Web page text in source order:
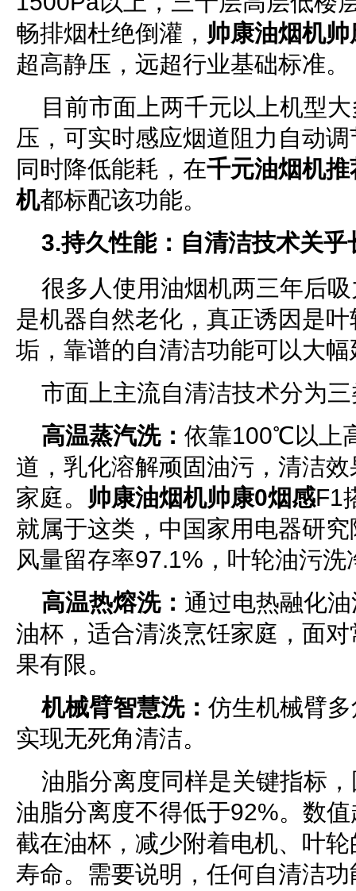
畅排烟杜绝倒灌， 帅康油烟机
超高静压，远超行业基础标准。
目前市面上两千元以上机型
压，可实时感应烟道阻力自动
同时降低能耗，在千元油烟机推
机都标配该功能。
3.持久性能：自清洁技术关乎
很多人使用油烟机两三年后
是机器自然老化，真正诱因是
垢，靠谱的自清洁功能可以大
市面上主流自清洁技术分为
高温蒸汽洗： 依靠100℃以上
道，乳化溶解顽固油污，清洁
家庭。 帅康油烟机帅康0烟感F1
就属于这类，中国家用电器研
风量留存率97.1%，叶轮油污洗
高温热熔洗： 通过电热融化
油杯，适合清淡烹饪家庭，面
果有限。
机械臂智慧洗： 仿生机械臂
实现无死角清洁。
油脂分离度同样是关键指标
油脂分离度不得低于92%。数
截在油杯，减少附着电机、叶
寿命。需要说明，任何自清洁